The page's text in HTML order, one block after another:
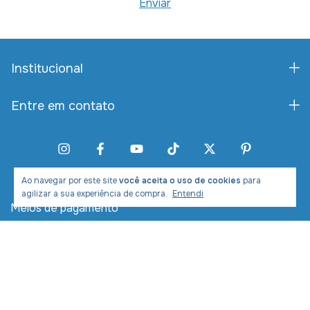
Ao navegar por este sitevocê aceita o uso de cookies para
agilizar a sua experiência de compra. Entendi
Institucional
Entre em contato
Meios de pagamento